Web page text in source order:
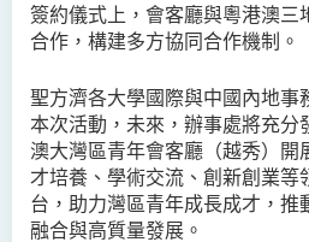
簽約儀式上，會客廳與粵港澳三
合作，構建多方協同合作機制。
聖方濟各大學國際與中國內地事
本次活動，未來，辦事處將充分
澳大灣區青年會客廳（越秀）開
才培養、學術交流、創新創業等
台，助力灣區青年成長成才，推
融合與高質量發展。